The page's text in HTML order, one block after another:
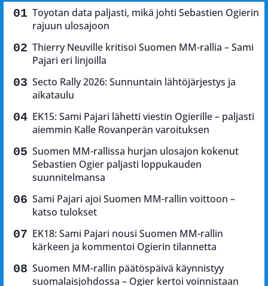
Toyotan data paljasti, mikä johti Sebastien Ogierin
rajuun ulosajoon
Thierry Neuville kritisoi Suomen MM-rallia – Sami
Pajari eri linjoilla
Secto Rally 2026: Sunnuntain lähtöjärjestys ja
aikataulu
EK15: Sami Pajari lähetti viestin Ogierille – paljasti
aiemmin Kalle Rovanperän varoituksen
Suomen MM-rallissa hurjan ulosajon kokenut
Sebastien Ogier paljasti loppukauden
suunnitelmansa
Sami Pajari ajoi Suomen MM-rallin voittoon –
katso tulokset
EK18: Sami Pajari nousi Suomen MM-rallin
kärkeen ja kommentoi Ogierin tilannetta
Suomen MM-rallin päätöspäivä käynnistyy
suomalaisjohdossa – Ogier kertoi voinnistaan